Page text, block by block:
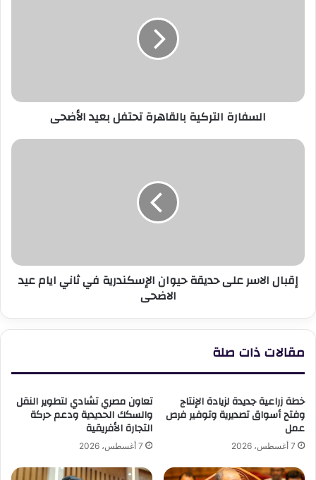
السفارة التركية بالقاهرة تحتفل بعيد الأضحى
إقبال
ايام
عيد
إقبال الاسر على حديقة حيوان الإسكندرية في ثاني ايام عيد
الاضحى
مقالات ذات صلة
خطة زراعية جديدة لزيادة الإنتاج
وفتح أسواق تصديرية وتوفير فرص
عمل
7 أغسطس، 2026
تعاون مصري تشادي لتطوير النقل
والسكك الحديدية ودعم حركة
التجارة الأفريقية
7 أغسطس، 2026